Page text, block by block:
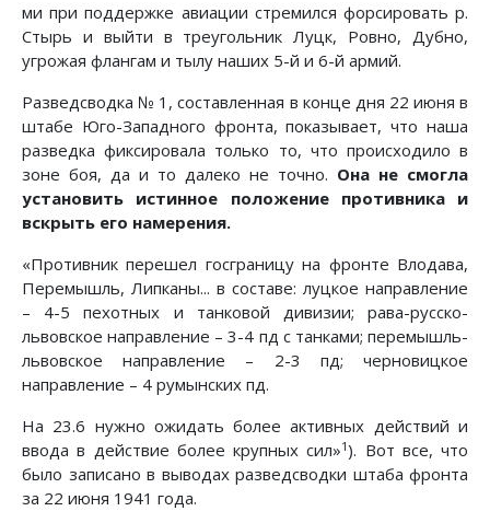
ми при поддержке авиации стремился форсировать р.
Стырь и выйти в треугольник Луцк, Ровно, Дубно,
угрожая флангам и тылу наших 5-й и 6-й армий.
Разведсводка № 1, составленная в конце дня 22 июня в
штабе Юго-Западного фронта, показывает, что наша
раз­ведка фиксировала только то, что происходило в
зоне боя, да и то далеко не точно. Она не смогла
установить истинное по­ложение противника и
вскрыть его намерения.
«Противник перешел госграницу на фронте Влодава,
Перемышль, Липканы... в составе: луцкое направление
– 4-5 пехотных и танковой дивизии; рава-русско-
львовское на­правление – 3-4 пд с танками; перемышль-
львовское направ­ление – 2-3 пд; черновицкое
направление – 4 румынских пд.
На 23.6 нужно ожидать более активных действий и
ввода в действие более крупных сил»1). Вот все, что
было записано в выводах разведсводки штаба фронта
за 22 июня 1941 года.